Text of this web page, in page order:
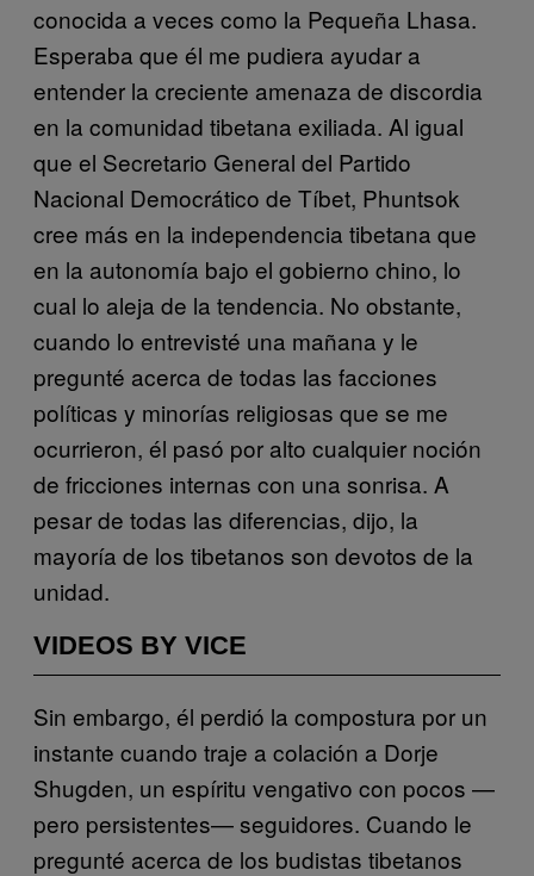
conocida a veces como la Pequeña Lhasa.
Esperaba que él me pudiera ayudar a
entender la creciente amenaza de discordia
en la comunidad tibetana exiliada. Al igual
que el Secretario General del Partido
Nacional Democrático de Tíbet, Phuntsok
cree más en la independencia tibetana que
en la autonomía bajo el gobierno chino, lo
cual lo aleja de la tendencia. No obstante,
cuando lo entrevisté una mañana y le
pregunté acerca de todas las facciones
políticas y minorías religiosas que se me
ocurrieron, él pasó por alto cualquier noción
de fricciones internas con una sonrisa. A
pesar de todas las diferencias, dijo, la
mayoría de los tibetanos son devotos de la
unidad.
VIDEOS BY VICE
Sin embargo, él perdió la compostura por un
instante cuando traje a colación a Dorje
Shugden, un espíritu vengativo con pocos —
pero persistentes— seguidores. Cuando le
pregunté acerca de los budistas tibetanos